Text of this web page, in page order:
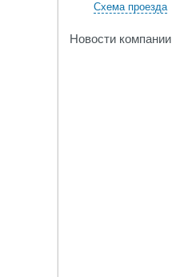
Схема проезда
Новости компании